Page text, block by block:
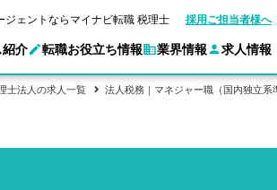
ェントならマイナビ転職 税理士 採用ご担当者様へ
紹介
は？ ご利用ガイド
キ
転職お役立ち情報
転職活動お役
業界情報
企業情報
求人情報
業界別求人情報
士法人の求人一覧 法人税務｜マネジャー職（国内独立